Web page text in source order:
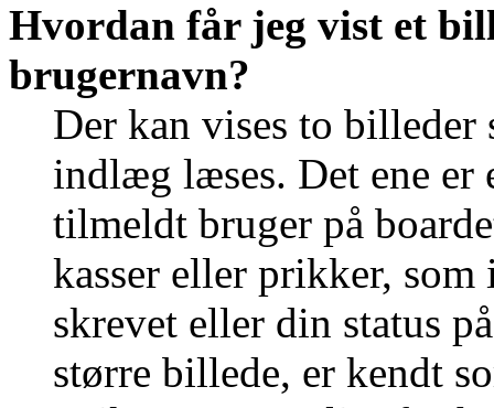
Hvordan får jeg vist et
brugernavn?
Der kan vises to billeder
indlæg læses. Det ene
tilmeldt bruger på
kasser eller prikker,
skrevet eller din status
større billede, er kendt